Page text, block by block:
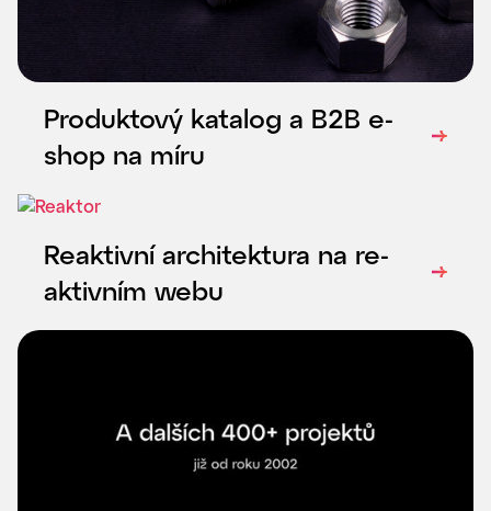
Produktový katalog a B2B e-
shop na míru
Reaktivní architektura na re-
aktivním webu